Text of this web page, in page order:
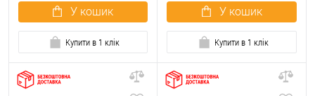
У кошик
Купити в 1 клік
У кошик
Купити в 1 клік